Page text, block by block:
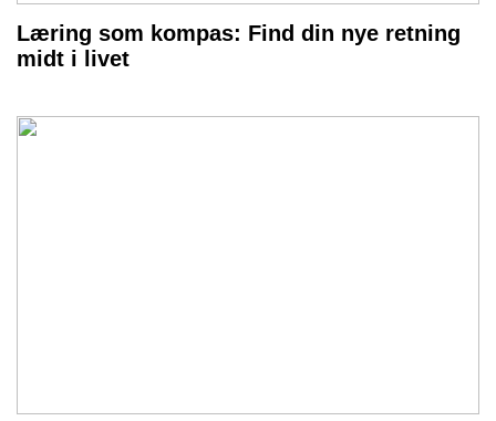
Læring som kompas: Find din nye retning
midt i livet